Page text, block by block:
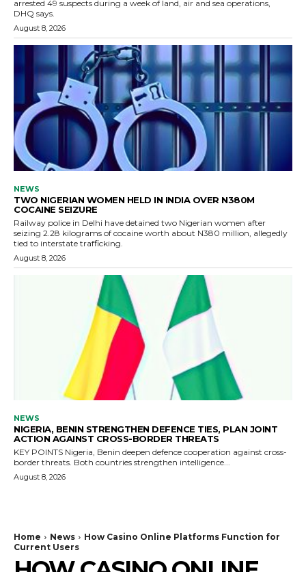
arrested 49 suspects during a week of land, air and sea operations,
DHQ says.
August 8, 2026
NEWS
TWO NIGERIAN WOMEN HELD IN INDIA OVER N380M
COCAINE SEIZURE
Railway police in Delhi have detained two Nigerian women after
seizing 2.28 kilograms of cocaine worth about N380 million, allegedly
tied to interstate trafficking.
August 8, 2026
NEWS
NIGERIA, BENIN STRENGTHEN DEFENCE TIES, PLAN JOINT
ACTION AGAINST CROSS-BORDER THREATS
KEY POINTS Nigeria, Benin deepen defence cooperation against cross-
border threats. Both countries strengthen intelligence...
August 8, 2026